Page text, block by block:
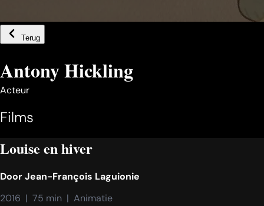
Terug
Antony Hickling
Acteur
Films
Louise en hiver
DoorJean-François Laguionie
2016  |  75 min  |  Animatie